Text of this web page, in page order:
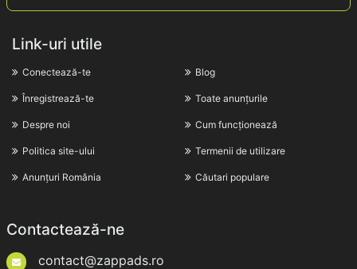
Link-uri utile
Conectează-te
Înregistrează-te
Despre noi
Politica site-ului
Anunțuri România
Blog
Toate anunțurile
Cum funcționează
Termenii de utilizare
Căutari populare
Contactează-ne
contact@zappads.ro